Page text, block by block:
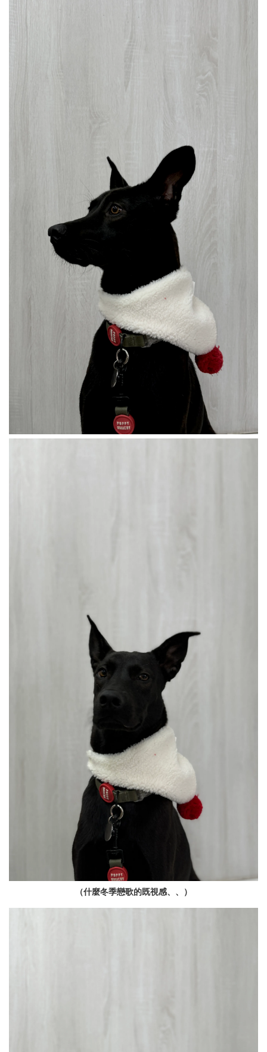
（什麼冬季戀歌的既視感、、）